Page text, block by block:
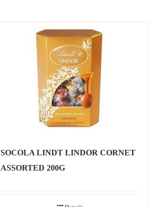
SOCOLA LINDT LINDOR CORNET
ASSORTED 200G